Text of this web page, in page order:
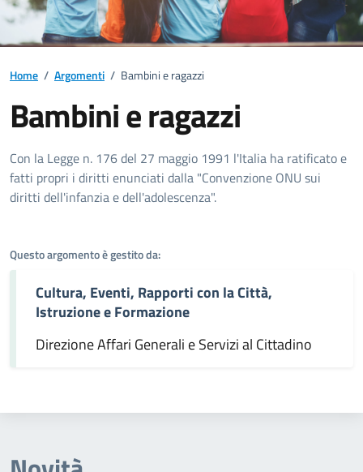
Home / Argomenti / Bambini e ragazzi
Bambini e ragazzi
Dettagli dell'argomento
Con la Legge n. 176 del 27 maggio 1991 l'Italia ha ratificato e
fatti propri i diritti enunciati dalla "Convenzione ONU sui
diritti dell'infanzia e dell'adolescenza".
Questo argomento è gestito da:
Cultura, Eventi, Rapporti con la Città,
Istruzione e Formazione
Direzione Affari Generali e Servizi al Cittadino